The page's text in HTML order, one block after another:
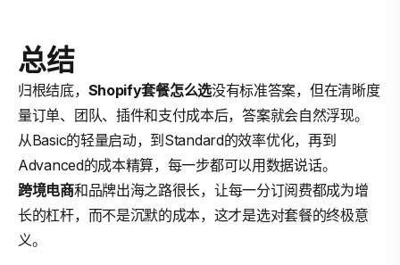
总结
归根结底， Shopify套餐怎么选没有标准答案，但在清晰度
量订单、团队、插件和支付成本后，答案就会自然浮现。
从Basic的轻量启动，到Standard的效率优化，再到
Advanced的成本精算，每一步都可以用数据说话。
跨境电商和品牌出海之路很长，让每一分订阅费都成为增
长的杠杆，而不是沉默的成本，这才是选对套餐的终极意
义。